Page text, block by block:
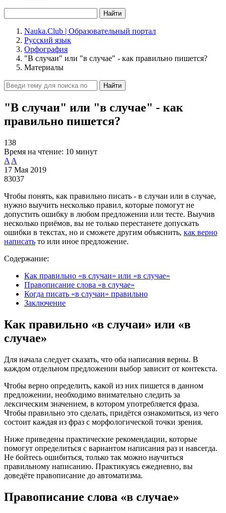
Найти
Nauka.Club | Образовательный портал
Русский язык
Орфография
"В случаи" или "в случае" - как правильно пишется?
Материалы
Найти
"В случаи" или "в случае" - как
правильно пишется?
138
Время на чтение: 10 минут
A A
17 Мая 2019
83037
Чтобы понять, как правильно писать - в случаи или в случае,
нужно выучить несколько правил, которые помогут не
допустить ошибку в любом предложении или тесте. Выучив
несколько приёмов, вы не только перестанете допускать
ошибки в текстах, но и сможете другим объяснить, как верно
написать то или иное предложение.
Содержание:
Как правильно «в случаи» или «в случае»
Правописание слова «в случае»
Когда писать «в случаи» правильно
Заключение
Как правильно «в случаи» или «в
случае»
Для начала следует сказать, что оба написания верны. В
каждом отдельном предложении выбор зависит от контекста.
Чтобы верно определить, какой из них пишется в данном
предложении, необходимо внимательно следить за
лексическим значением, в котором употребляется фраза.
Чтобы правильно это сделать, придётся ознакомиться, из чего
состоит каждая из фраз с морфологической точки зрения.
Ниже приведены практические рекомендации, которые
помогут определиться с вариантом написания раз и навсегда.
Не бойтесь ошибиться, только так можно научиться
правильному написанию. Практикуясь ежедневно, вы
доведёте правописание до автоматизма.
Правописание слова «в случае»